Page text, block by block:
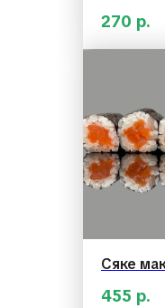
270 р.
Сяке
455 р.